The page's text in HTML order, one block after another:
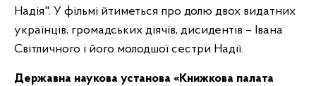
Надія". У фільмі йтиметься про долю двох видатних
українців, громадських діячів, дисидентів – Івана
Світличного і його молодшої сестри Надії.
Державна наукова установа «Книжкова палата